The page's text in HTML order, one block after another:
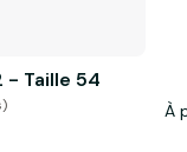
- Taille 54
À